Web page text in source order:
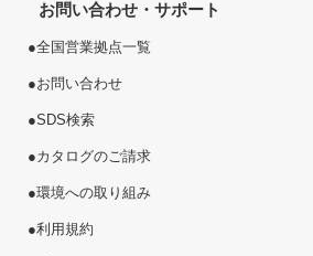
お問い合わせ・サポート
●全国営業拠点一覧
●お問い合わせ
●SDS検索
●カタログのご請求
●環境への取り組み
●利用規約